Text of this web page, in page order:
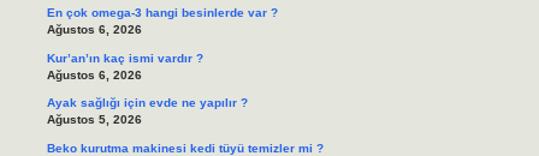
En çok omega-3 hangi besinlerde var ?
Ağustos 6, 2026
Kur’an’ın kaç ismi vardır ?
Ağustos 6, 2026
Ayak sağlığı için evde ne yapılır ?
Ağustos 5, 2026
Beko kurutma makinesi kedi tüyü temizler mi ?